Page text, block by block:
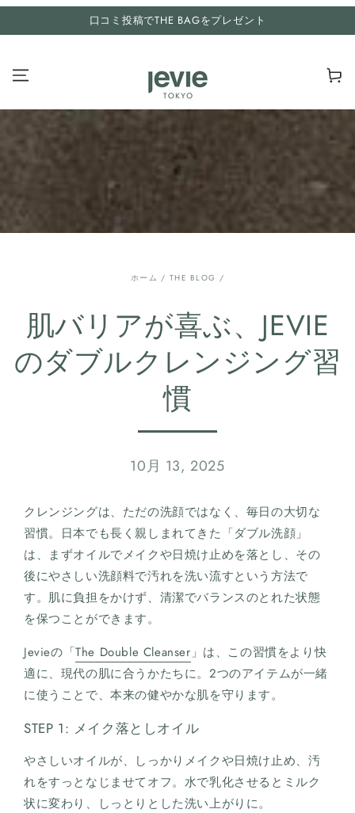
コンテンツにスキッ
口コミ投稿でTHE BAGをプレゼント
ー
ホーム / THE BLOG /
肌バリアが喜ぶ、JEVIE
のダブルクレンジング習
慣
10月 13, 2025
クレンジングは、ただの洗顔ではなく、毎日の大切な
習慣。日本でも長く親しまれてきた「ダブル洗顔」
は、まずオイルでメイクや日焼け止めを落とし、その
後にやさしい洗顔料で汚れを洗い流すという方法で
す。肌に負担をかけず、清潔でバランスのとれた状態
を保つことができます。
Jevieの「The Double Cleanser」は、この習慣をより快
適に、現代の肌に合うかたちに。2つのアイテムが一緒
に使うことで、本来の健やかな肌を守ります。
STEP 1: メイク落としオイル
やさしいオイルが、しっかりメイクや日焼け止め、汚
れをすっとなじませてオフ。水で乳化させるとミルク
状に変わり、しっとりとした洗い上がりに。